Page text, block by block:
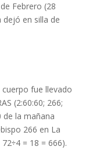
Febrero (28
dejó en silla de
cuerpo fue llevado
(2:60:60; 266;
de la mañana
266 en La
= 18 = 666).